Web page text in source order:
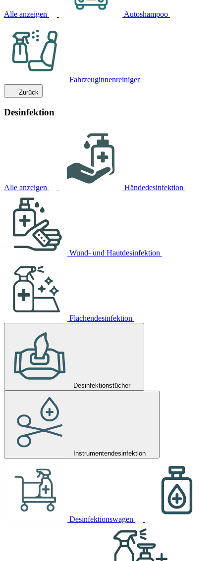
Alle anzeigen Autoshampoo
Fahrzeuginnenreiniger
Zurück
Desinfektion
Alle anzeigen Händedesinfektion
Wund- und Hautdesinfektion
Flächendesinfektion
Desinfektionstücher
Instrumentendesinfektion
Desinfektionswagen